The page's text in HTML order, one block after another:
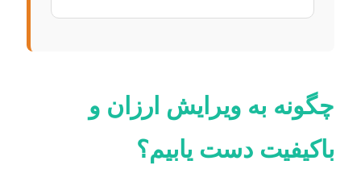
چگونه به ویرایش ارزان و
باکیفیت دست یابیم؟